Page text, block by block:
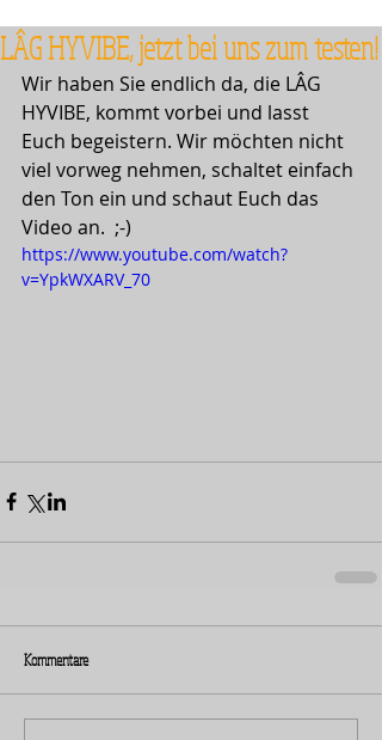
LÂG HYVIBE, jetzt bei uns zum testen!
Wir haben Sie endlich da, die LÂG
HYVIBE, kommt vorbei und lasst
Euch begeistern. Wir möchten nicht
viel vorweg nehmen, schaltet einfach
den Ton ein und schaut Euch das
Video an.  ;-)
https://www.youtube.com/watch?
v=YpkWXARV_70
Kommentare